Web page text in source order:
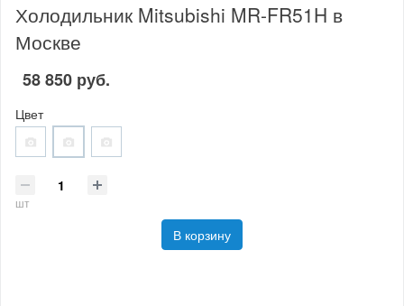
Холодильник Mitsubishi MR-FR51H в
Москве
58 850 руб.
Цвет
шт
В корзину